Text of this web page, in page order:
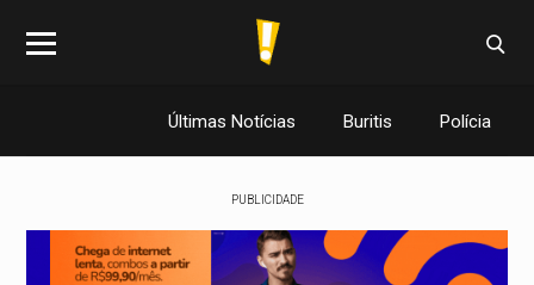
Últimas Notícias Buritis Polícia
PUBLICIDADE